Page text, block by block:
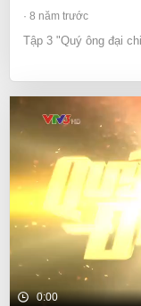
8 năm trước
Tập 3 "Quý ông đại
0:00